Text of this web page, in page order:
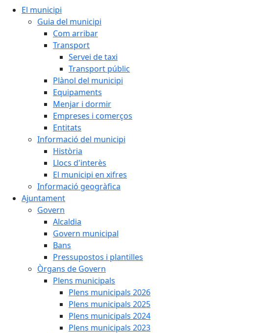
El municipi
Guia del municipi
Com arribar
Transport
Servei de taxi
Transport públic
Plànol del municipi
Equipaments
Menjar i dormir
Empreses i comerços
Entitats
Informació del municipi
Història
Llocs d'interès
El municipi en xifres
Informació geogràfica
Ajuntament
Govern
Alcaldia
Govern municipal
Bans
Pressupostos i plantilles
Òrgans de Govern
Plens municipals
Plens municipals 2026
Plens municipals 2025
Plens municipals 2024
Plens municipals 2023